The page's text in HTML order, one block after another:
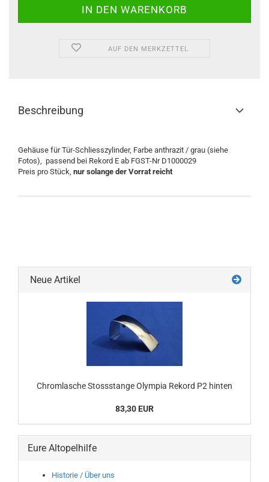
AUF DEN MERKZETTEL
Beschreibung
Gehäuse für Tür-Schliesszylinder, Farbe anthrazit / grau (siehe
Fotos), passend bei Rekord E ab FGST-Nr D1000029
Preis pro Stück, nur solange der Vorrat reicht
Neue Artikel
Chromlasche Stossstange Olympia Rekord P2 hinten
83,30 EUR
Eure Altopelhilfe
Historie / Über uns